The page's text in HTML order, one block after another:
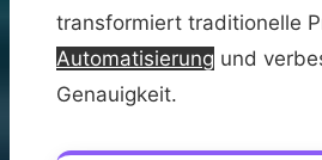
transformiert traditionelle
Automatisierung und
Genauigkeit.